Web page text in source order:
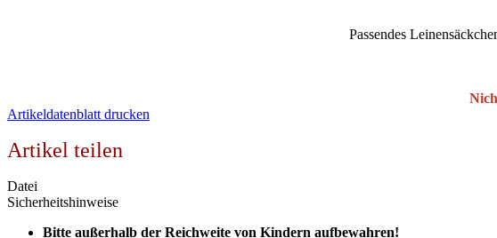
Passendes
Artikeldatenblatt drucken
Artikel teilen
Datei
Sicherheitshinweise
Bitte außerhalb der Reichweite von Kindern aufbewahren!